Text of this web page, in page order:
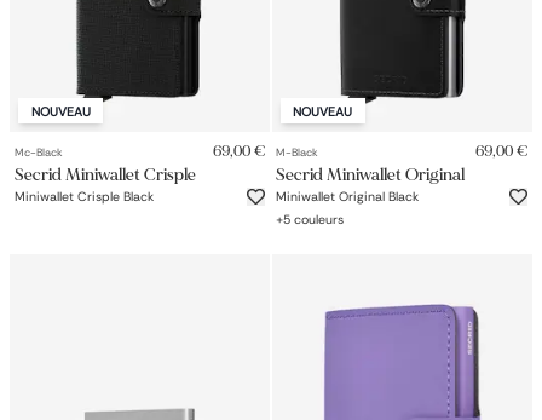
NOUVEAU
Mc-Black 69,00 €
Secrid Miniwallet Crisple
Miniwallet Crisple Black
NOUVEAU
M-Black 69,00 €
Secrid Miniwallet Original
Miniwallet Original Black
+5 couleurs